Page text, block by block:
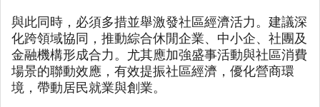
與此同時，必須多措並舉激發社區經濟活力。建議深
化跨領域協同，推動綜合休閒企業、中小企、社團及
金融機構形成合力。尤其應加強盛事活動與社區消費
場景的聯動效應，有效提振社區經濟，優化營商環
境，帶動居民就業與創業。